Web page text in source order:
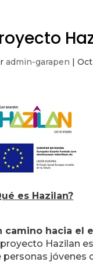
admin-garapen |
es Hazilan?
camino hacia el
proyecto Hazilan
personas jóvenes